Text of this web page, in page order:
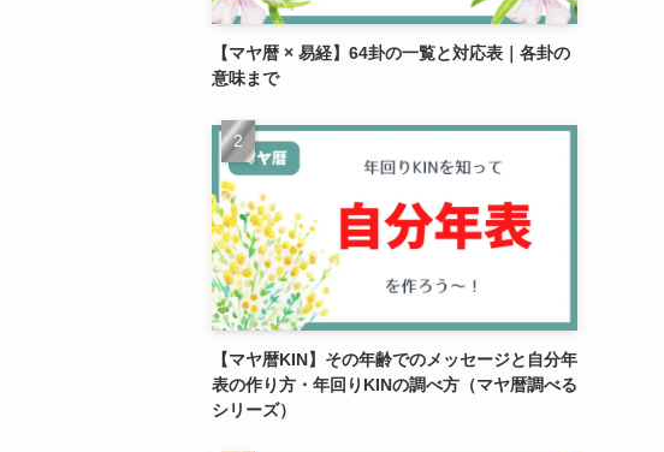
【マヤ暦 × 易経】64卦の一覧と対応表｜各卦の
意味まで
【マヤ暦KIN】その年齢でのメッセージと自分年
表の作り方・年回りKINの調べ方（マヤ暦調べる
シリーズ）